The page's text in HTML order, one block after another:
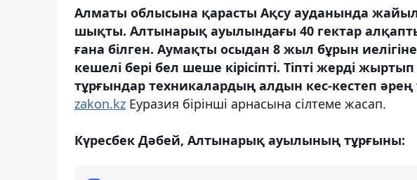
Алматы облысына қарасты Ақсу ауданында
шықты. Алтынарық ауылындағы 40 гектар
ғана білген. Аумақты осыдан 8 жыл бұрын
кешелі бері бел шеше кірісіпті. Тіпті жерді
тұрғындар техникалардың алдын кес-кестеп
zakon.kz Еуразия бірінші арнасына сілтеме жасап.
Күресбек Дәбей, Алтынарық ауылының тұрғыны: